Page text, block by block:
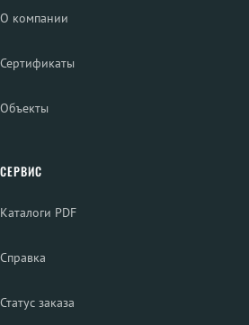
О компании
Сертификаты
Объекты
СЕРВИС
Каталоги PDF
Справка
Статус заказа